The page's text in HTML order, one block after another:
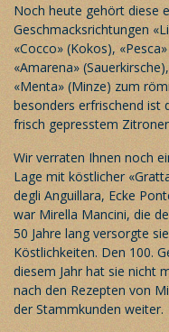
Noch heute gehört diese
Geschmacksrichtungen
«Cocco» (Kokos),
«Amarena»
«Menta» (Minze) zum
besonders erfrischend ist
frisch gepresstem
Wir verraten Ihnen noch
Lage mit köstlicher
degli Anguillara, Ecke
war Mirella Mancini, die
50 Jahre lang versorgte
Köstlichkeiten. Den 100.
diesem Jahr hat sie nicht
nach den Rezepten von
der Stammkunden weiter.